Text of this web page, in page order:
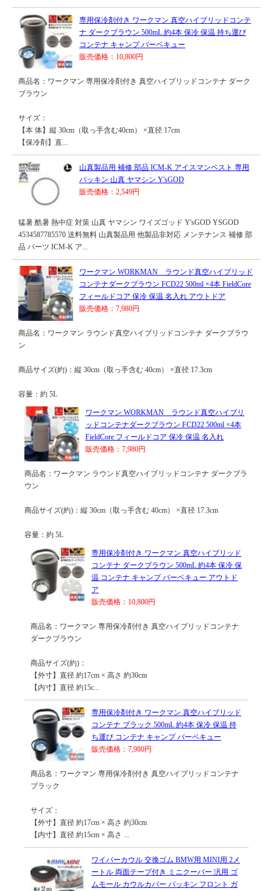
専用保冷剤付き ワークマン 真空ハイブリッドコンテ
ナ ダークブラウン 500mL 約4本 保冷 保温 持ち運び
コンテナ キャンプ バーベキュー
販売価格：10,800円
商品名：ワークマン 専用保冷剤付き 真空ハイブリッドコンテナ ダーク
ブラウン
サイズ：
【本 体】縦 30cm（取っ手含む40cm） ×直径 17cm
【保冷剤】直...
山真製品用 補修 部品 ICM-K アイスマンベスト 専用
パッキン 山真 ヤマシン Y'sGOD
販売価格：2,549円
猛暑 酷暑 熱中症 対策 山真 ヤマシン ワイズゴッド Y'sGOD YSGOD
4534587785570 送料無料 山真製品用 他製品非対応 メンテナンス 補修 部
品 パーツ ICM-K ア...
ワークマン WORKMAN ラウンド真空ハイブリッド
コンテナダークブラウン FCD22 500ml ×4本 FieldCore
フィールドコア 保冷 保温 名入れ アウトドア
販売価格：7,980円
商品名：ワークマン ラウンド真空ハイブリッドコンテナ ダークブラウ
ン
商品サイズ(約)：縦 30cm（取っ手含む 40cm） ×直径 17.3cm
容量：約 5L
ワークマン WORKMAN ラウンド真空ハイブリ
ッドコンテナダークブラウン FCD22 500ml ×4本
FieldCore フィールドコア 保冷 保温 名入れ
販売価格：7,980円
商品名：ワークマン ラウンド真空ハイブリッドコンテナ ダークブラ
ウン
商品サイズ(約)：縦 30cm（取っ手含む 40cm） ×直径 17.3cm
容量：約 5L
専用保冷剤付き ワークマン 真空ハイブリッド
コンテナ ダークブラウン 500mL 約4本 保冷 保
温 コンテナ キャンプ バーベキュー アウトド
ア
販売価格：10,800円
商品名：ワークマン 専用保冷剤付き 真空ハイブリッドコンテナ
ダークブラウン
商品サイズ(約)：
【外寸】直径 約17cm × 高さ 約30cm
【内寸】直径 約15c...
専用保冷剤付き ワークマン 真空ハイブリッド
コンテナ ブラック 500mL 約4本 保冷 保温 持
ち運び コンテナ キャンプ バーベキュー
販売価格：7,980円
商品名：ワークマン 専用保冷剤付き 真空ハイブリッドコンテナ
ブラック
サイズ：
【外寸】直径 約17cm × 高さ 約30cm
【内寸】直径 約15cm × 高さ ...
ワイパーカウル 交換ゴム BMW用 MINI用 2メ
ートル 両面テープ付き ミニクーパー 汎用 ゴ
ムモール カウルカバー パッキン フロント ガ